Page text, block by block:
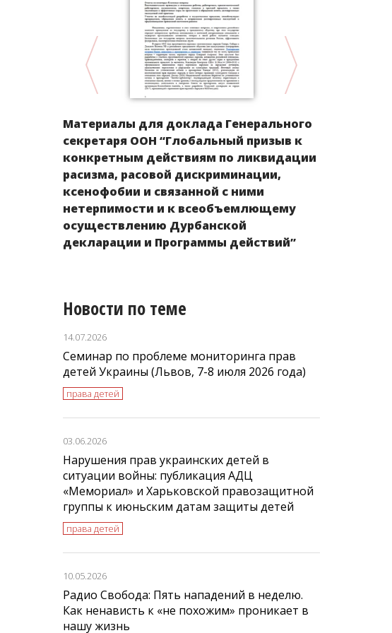
Материалы для доклада Генерального
секретаря ООН “Глобальный призыв к
конкретным действиям по ликвидации
расизма, расовой дискриминации,
ксенофобии и связанной с ними
нетерпимости и к всеобъемлющему
осуществлению Дурбанской
декларации и Программы действий”
Новости по теме
14.07.2026
Семинар по проблеме мониторинга прав
детей Украины (Львов, 7-8 июля 2026 года)
права детей
03.06.2026
Нарушения прав украинских детей в
ситуации войны: публикация АДЦ
«Мемориал» и Харьковской правозащитной
группы к июньским датам защиты детей
права детей
10.05.2026
Радио Свобода: Пять нападений в неделю.
Как ненависть к «не похожим» проникает в
нашу жизнь